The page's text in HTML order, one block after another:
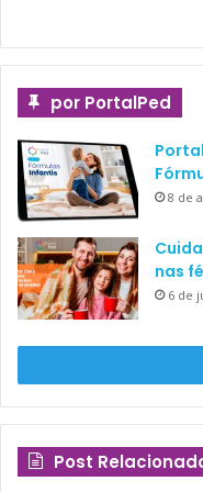
Cytomegalovirus
Influenza A, B e C
H influenzae
Mycobacterium
Moraxella catarrhalis
Pneumocystis jirovecii
Vírus parainfluenza
Parechovirus-
Rhinovirus humano
Staphylococcus
S pneumoniae
por PortalPed
8 de
nas
6 de
Post